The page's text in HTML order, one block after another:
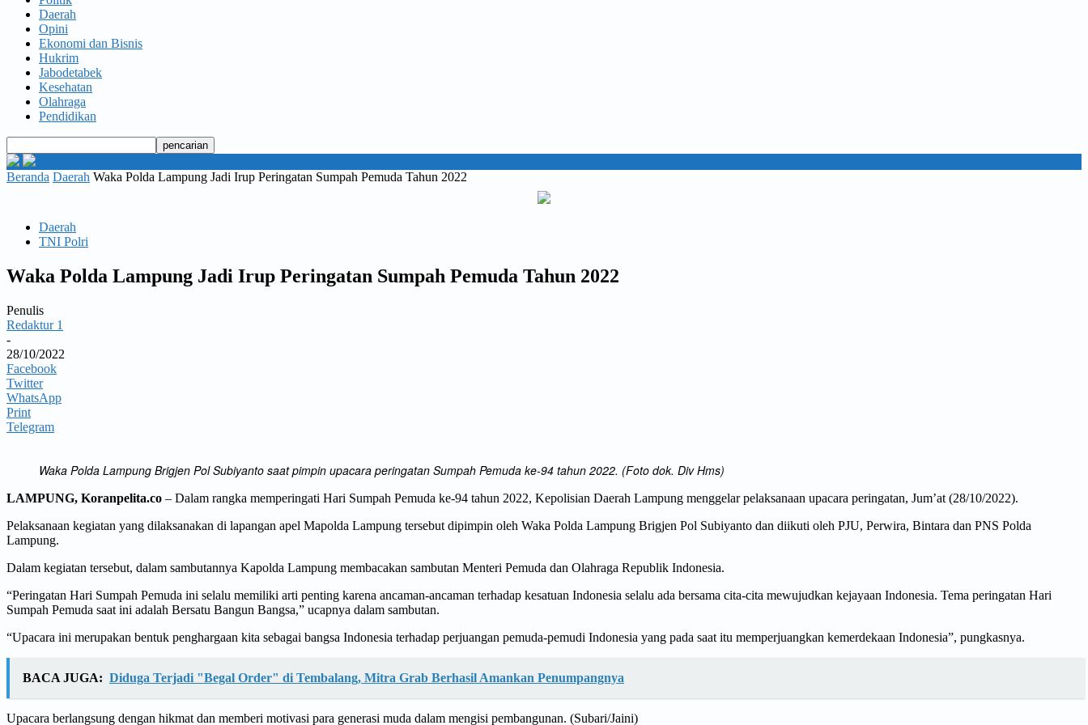
Daerah
Opini
Ekonomi dan Bisnis
Hukrim
Jabodetabek
Kesehatan
Olahraga
Pendidikan
Beranda Daerah Waka Polda Lampung Jadi Irup Peringatan Sumpah Pemuda Tahun 2022
Daerah
TNI Polri
Waka Polda Lampung Jadi Irup Peringatan Sumpah Pemuda Tahun 2022
Penulis
Redaktur 1
-
28/10/2022
Facebook
Twitter
WhatsApp
Print
Telegram
Waka Polda Lampung Brigjen Pol Subiyanto saat pimpin upacara peringatan Sumpah Pemuda ke-94 tahun 2022. (Foto dok. Div Hms)
LAMPUNG, Koranpelita.co – Dalam rangka memperingati Hari Sumpah Pemuda ke-94 tahun 2022, Kepolisian Daerah Lampung menggelar pelaksanaan upacara peringatan, Jum’at (28/10/2022).
Pelaksanaan kegiatan yang dilaksanakan di lapangan apel Mapolda Lampung tersebut dipimpin oleh Waka Polda Lampung Brigjen Pol Subiyanto dan diikuti oleh PJU, Perwira, Bintara dan PNS Polda
Lampung.
Dalam kegiatan tersebut, dalam sambutannya Kapolda Lampung membacakan sambutan Menteri Pemuda dan Olahraga Republik Indonesia.
“Peringatan Hari Sumpah Pemuda ini selalu memiliki arti penting karena ancaman-ancaman terhadap kesatuan Indonesia selalu ada bersama cita-cita mewujudkan kejayaan Indonesia. Tema peringatan Hari
Sumpah Pemuda saat ini adalah Bersatu Bangun Bangsa,” ucapnya dalam sambutan.
“Upacara ini merupakan bentuk penghargaan kita sebagai bangsa Indonesia terhadap perjuangan pemuda-pemudi Indonesia yang pada saat itu memperjuangkan kemerdekaan Indonesia”, pungkasnya.
BACA JUGA: Diduga Terjadi "Begal Order" di Tembalang, Mitra Grab Berhasil Amankan Penumpangnya
Upacara berlangsung dengan hikmat dan memberi motivasi para generasi muda dalam mengisi pembangunan. (Subari/Jaini)